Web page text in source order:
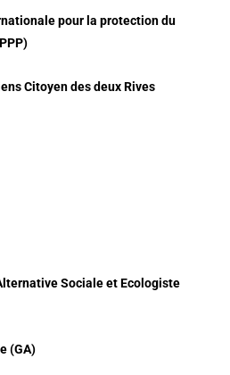
pour la protection du
Citoyen des deux Rives
Sociale et Ecologiste
(GA)